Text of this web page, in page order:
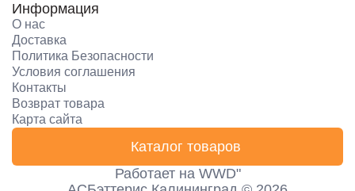
Информация
О нас
Доставка
Политика Безопасности
Условия соглашения
Контакты
Возврат товара
Карта сайта
Каталог товаров
Работает на WWD"